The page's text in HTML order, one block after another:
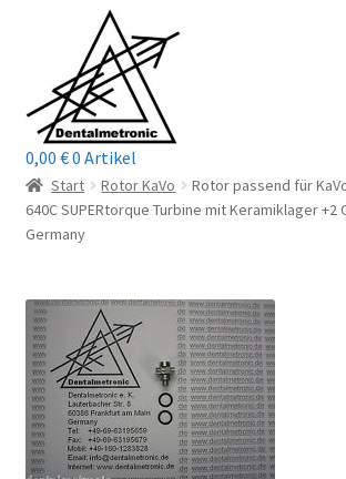
Navigation
springen
springen
Home
Shop
Kontakt
Reparaturservice
Wichtige Infos
0,00 €0 Artikel
Start Rotor KaVo
Rotor passend für
640C SUPERtorque Turbine mit Keramiklager +2
Germany